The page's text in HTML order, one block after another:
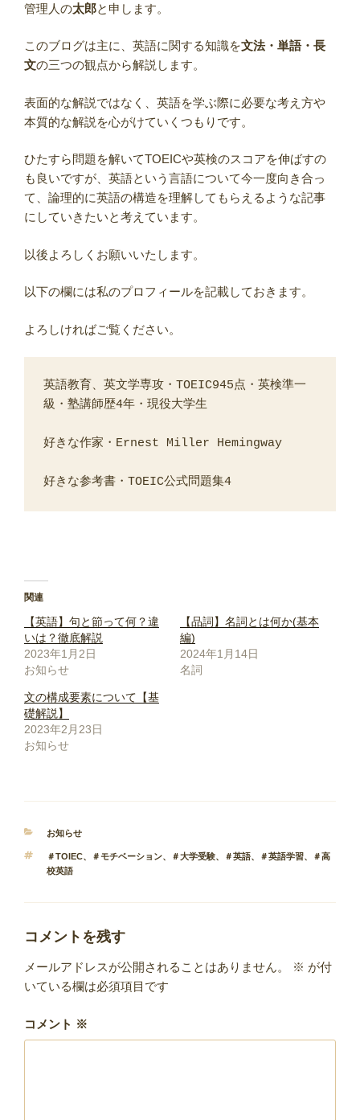
管理人の太郎と申します。
このブログは主に、英語に関する知識を文法・ 単語・ 長
文の三つの観点から解説します。
表面的な解説ではなく、 英語を学ぶ際に必要な考え方や
本質的な解説を心がけていくつもりです。
ひたすら問題を解いてTOEICや英検のスコアを伸ばすの
も良いですが、英語という言語について今一度向き合っ
て、論理的に英語の構造を理解してもらえるような記事
にしていきたいと考えています。
以後よろしくお願いいたします。
以下の欄には私のプロフィールを記載しておきます。
よろしければご覧ください。
英語教育、英文学専攻・TOEIC945点・英検準一
級・塾講師歴4年・現役大学生
好きな作家・Ernest Miller Hemingway
好きな参考書・TOEIC公式問題集4
関連
【英語】句と節って何？違
いは？徹底解説
2023年1月2日
お知らせ
【品詞】名詞とは何か(基本
編)
2024年1月14日
名詞
文の構成要素について【基
礎解説】
2023年2月23日
お知らせ
カ
ゴ
リ
お知らせ
タ
グ
＃TOIEC、 ＃モチベーション、 ＃大学受験、 ＃英語、 ＃英語学習、
＃高
校英語
コメントを残す
メールアドレスが公開されることはありません。 ※ が付
いている欄は必須項目です
コメント ※